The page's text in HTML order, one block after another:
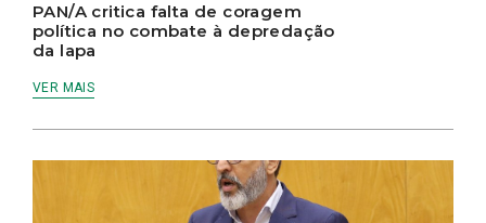
PAN/A critica falta de coragem
política no combate à depredação
da lapa
VER MAIS